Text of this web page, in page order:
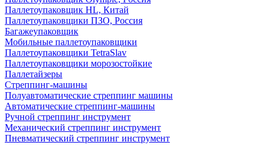
Паллетоупаковщик HL, Китай
Паллетоупаковщики ПЗО, Россия
Багажеупаковщик
Мобильные паллетоупаковщики
Паллетоупаковщики TetraSlav
Паллетоупаковщики морозостойкие
Паллетайзеры
Стреппинг-машины
Полуавтоматические стреппинг машины
Автоматические стреппинг-машины
Ручной стреппинг инструмент
Механический стреппинг инструмент
Пневматический стреппинг инструмент